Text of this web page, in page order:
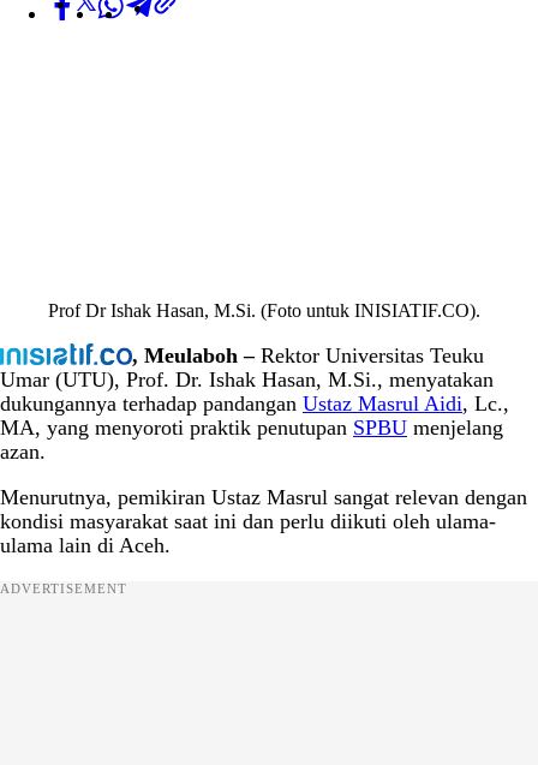
Prof Dr Ishak Hasan, M.Si. (Foto untuk INISIATIF.CO).
, Meulaboh –Rektor Universitas Teuku
Umar (UTU), Prof. Dr. Ishak Hasan, M.Si., menyatakan
dukungannya terhadap pandangan Ustaz Masrul Aidi, Lc.,
MA, yang menyoroti praktik penutupan SPBU menjelang
azan.
Menurutnya, pemikiran Ustaz Masrul sangat relevan dengan
kondisi masyarakat saat ini dan perlu diikuti oleh ulama-
ulama lain di Aceh.
ADVERTISEMENT